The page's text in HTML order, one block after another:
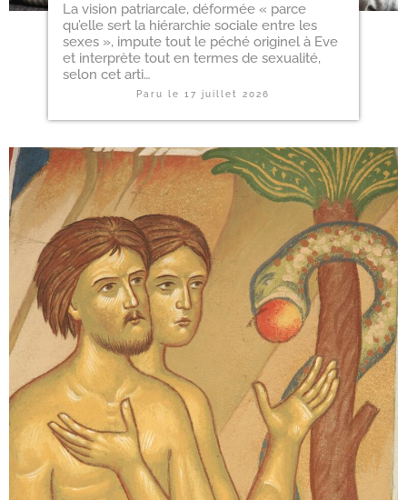
La vision patriar­cale, défor­mée « parce
qu’elle sert la hié­rar­chie sociale entre les
sexes », impute tout le péché ori­gi­nel à Eve
et inter­prète tout en termes de sexua­li­té,
selon cet arti…
Paru le17 juillet 2026